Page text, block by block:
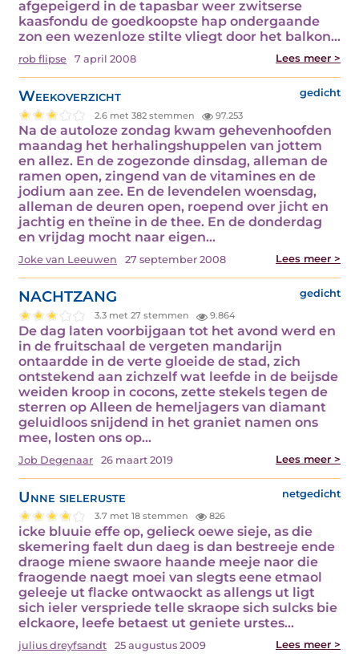
afgepeigerd in de tapasbar weer zwitserse
kaasfondu de goedkoopste hap ondergaande
zon een wezenloze stilte vliegt door het balkon…
rob flipse 7 april 2008 Lees meer >
Weekoverzicht gedicht
2.6 met 382 stemmen 97.253
Na de autoloze zondag kwam gehevenhoofden
maandag het herhalingshuppelen van jottem
en allez. En de zogezonde dinsdag, alleman de
ramen open, zingend van de vitamines en de
jodium aan zee. En de levendelen woensdag,
alleman de deuren open, roepend over jicht en
jachtig en theïne in de thee. En de donderdag
en vrijdag mocht naar eigen…
Joke van Leeuwen 27 september 2008 Lees meer >
NACHTZANG gedicht
3.3 met 27 stemmen 9.864
De dag laten voorbijgaan tot het avond werd en
in de fruitschaal de vergeten mandarijn
ontaardde in de verte gloeide de stad, zich
ontstekend aan zichzelf wat leefde in de beijsde
weiden kroop in cocons, zette stekels tegen de
sterren op Alleen de hemeljagers van diamant
geluidloos snijdend in het graniet namen ons
mee, losten ons op…
Job Degenaar 26 maart 2019 Lees meer >
Unne sieleruste netgedicht
3.7 met 18 stemmen 826
icke bluuie effe op, gelieck oewe sieje, as die
skemering faelt dun daeg is dan bestreeje ende
draoge miene swaore haande meeje naor die
fraogende naegt moei van slegts eene etmaol
geleeje ut flacke ontwaockt as allengs ut ligt
sich ieler verspriede telle skraope sich sulcks bie
elckaore, leefe betaest ut geniete urstes…
julius dreyfsandt 25 augustus 2009 Lees meer >